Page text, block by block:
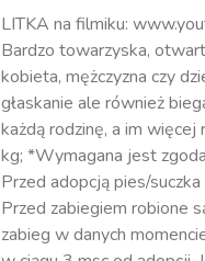
LITKA na filmiku:
Bardzo towarzyska,
kobieta, mężczyzna czy
głaskanie ale również
każdą rodzinę, a im
kg; *Wymagana jest
Przed adopcją pies/
Przed zabiegiem robione
zabieg w danych